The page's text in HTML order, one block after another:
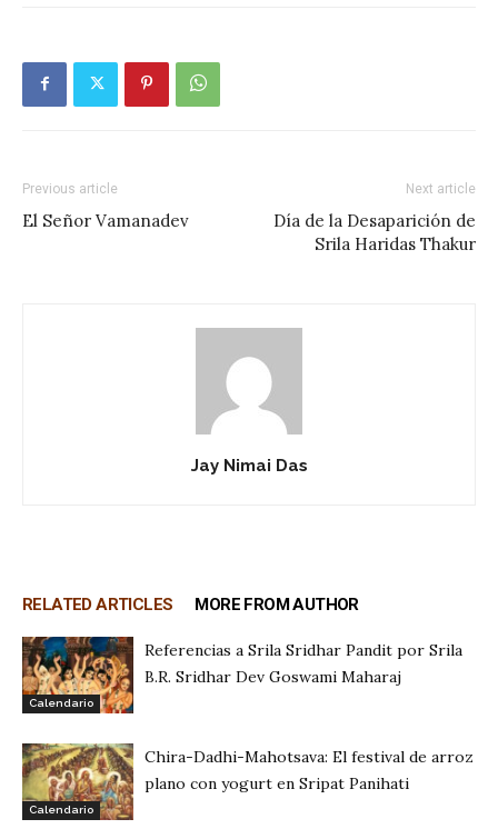
Previous article
El Señor Vamanadev
Next article
Día de la Desaparición de
Srila Haridas Thakur
Jay Nimai Das
RELATED ARTICLES MORE FROM AUTHOR
Calendario
Referencias a Srila Sridhar Pandit por Srila
B.R. Sridhar Dev Goswami Maharaj
Calendario
Chira-Dadhi-Mahotsava: El festival de arroz
plano con yogurt en Sripat Panihati